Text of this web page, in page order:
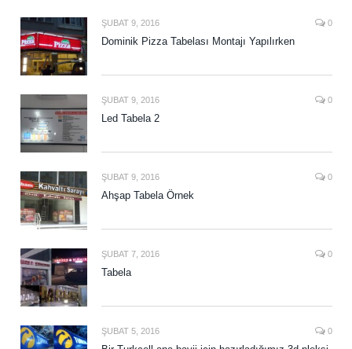
ŞUBAT 9, 2016 0
Dominik Pizza Tabelası Montajı Yapılırken
ŞUBAT 9, 2016 0
Led Tabela 2
ŞUBAT 9, 2016 0
Ahşap Tabela Örnek
ŞUBAT 7, 2016 0
Tabela
ŞUBAT 5, 2016 0